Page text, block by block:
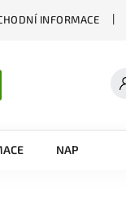
INFORMACE
NAPIŠTE NÁM